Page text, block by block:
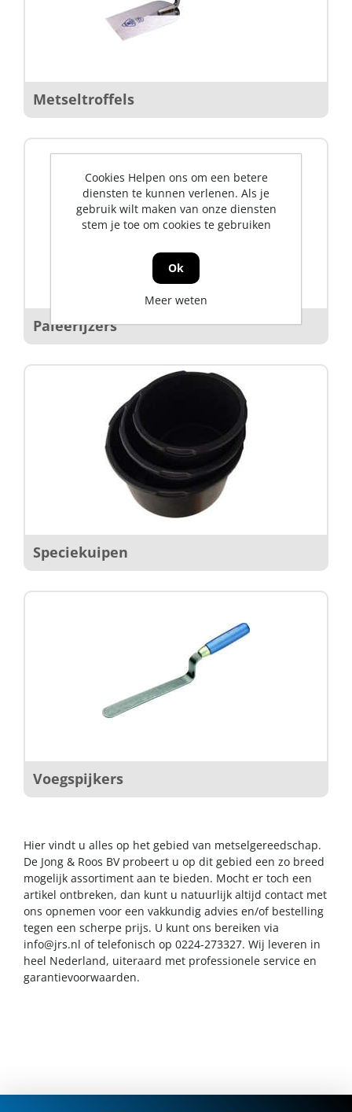
Metseltroffels
Paleerijzers
Speciekuipen
Voegspijkers
Hier vindt u alles op het gebied van metselgereedschap.
De Jong & Roos BV probeert u op dit gebied een zo breed
mogelijk assortiment aan te bieden. Mocht er toch een
artikel ontbreken, dan kunt u natuurlijk altijd contact met
ons opnemen voor een vakkundig advies en/of bestelling
tegen een scherpe prijs. U kunt ons bereiken via
info@jrs.nl of telefonisch op 0224-273327. Wij leveren in
heel Nederland, uiteraard met professionele service en
garantievoorwaarden.
Cookies Helpen ons om een betere
diensten te kunnen verlenen. Als je
gebruik wilt maken van onze diensten
stem je toe om cookies te gebruiken
Ok
Meer weten